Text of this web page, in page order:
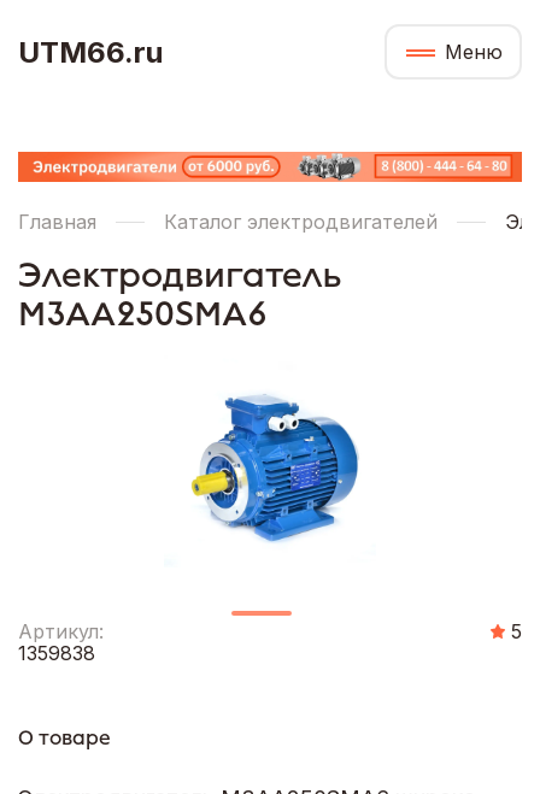
UTM66.ru Меню
Главная Каталог электродвигателей
Электродвигатель
M3AA250SMA6
Артикул:
1359838
5
О товаре